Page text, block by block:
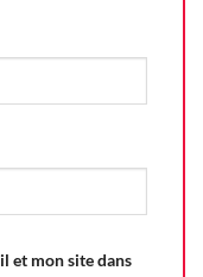
et mon site dans